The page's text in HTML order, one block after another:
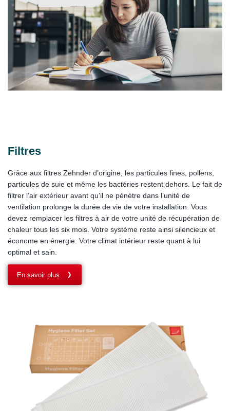
Filtres
Grâce aux filtres Zehnder d’origine, les particules fines, pollens,
particules de suie et même les bactéries restent dehors. Le fait de
filtrer l’air extérieur avant qu’il ne pénètre dans l’unité de
ventilation prolonge la durée de vie de votre installation. Vous
devez remplacer les filtres à air de votre unité de récupération de
chaleur tous les six mois. Votre système reste ainsi silencieux et
économe en énergie. Votre climat intérieur reste quant à lui
optimal et sain.
En savoir plus